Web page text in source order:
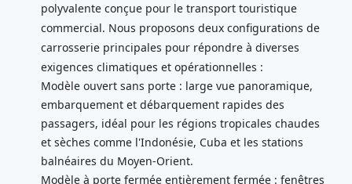
polyvalente conçue pour le transport touristique
commercial. Nous proposons deux configurations de
carrosserie principales pour répondre à diverses
exigences climatiques et opérationnelles :
Modèle ouvert sans porte : large vue panoramique,
embarquement et débarquement rapides des
passagers, idéal pour les régions tropicales chaudes
et sèches comme l'Indonésie, Cuba et les stations
balnéaires du Moyen-Orient.
Modèle à porte fermée entièrement fermée : fenêtres